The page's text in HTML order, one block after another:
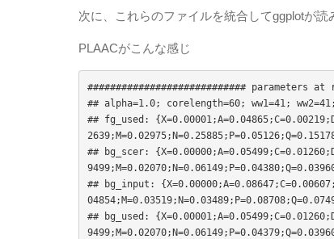
次に、これらのファイルを統合してggplotが
PLAACがこんな感じ
############################ parameters at
## alpha=1.0; corelength=60; ww1=41;
## fg_used:
## bg_scer:
## bg_input:
## bg_used: